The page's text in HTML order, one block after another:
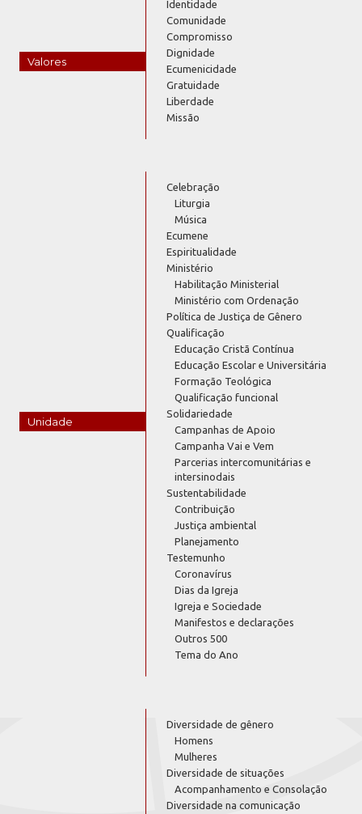
Valores
Identidade
Comunidade
Compromisso
Dignidade
Ecumenicidade
Gratuidade
Liberdade
Missão
Unidade
Celebração
Liturgia
Música
Ecumene
Espiritualidade
Ministério
Habilitação Ministerial
Ministério com Ordenação
Política de Justiça de Gênero
Qualificação
Educação Cristã Contínua
Educação Escolar e Universitária
Formação Teológica
Qualificação funcional
Solidariedade
Campanhas de Apoio
Campanha Vai e Vem
Parcerias intercomunitárias e
intersinodais
Sustentabilidade
Contribuição
Justiça ambiental
Planejamento
Testemunho
Coronavírus
Dias da Igreja
Igreja e Sociedade
Manifestos e declarações
Outros 500
Tema do Ano
Diversidade de gênero
Homens
Mulheres
Diversidade de situações
Acompanhamento e Consolação
Diversidade na comunicação